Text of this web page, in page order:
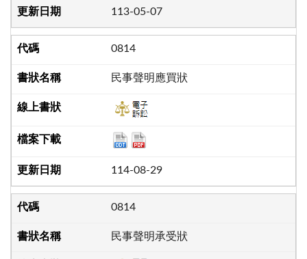
113-05-07
0814
民事聲明應買狀
114-08-29
0814
民事聲明承受狀